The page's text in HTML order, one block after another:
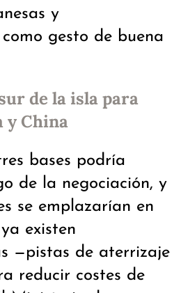
y
gesto de buena
de la isla para
y China
bases podría
de la negociación, y
se emplazarían en
existen
—pistas de aterrizaje
reducir costes de